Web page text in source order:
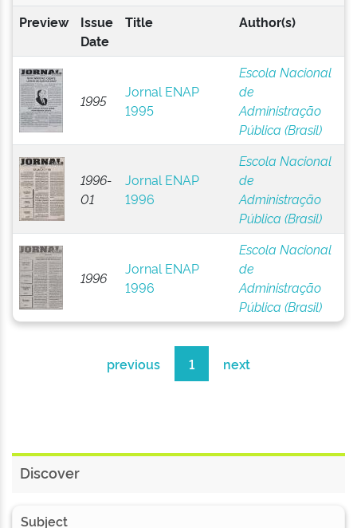
Preview
Issue
Date
Title Author(s)
1995
Jornal ENAP
1995
Escola Nacional
de
Administração
Pública (Brasil)
1996-
01
Jornal ENAP
1996
Escola Nacional
de
Administração
Pública (Brasil)
1996
Jornal ENAP
1996
Escola Nacional
de
Administração
Pública (Brasil)
previous 1 next
Discover
Subject